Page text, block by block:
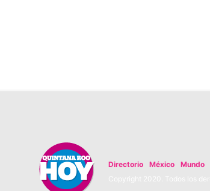
Directorio México Mundo